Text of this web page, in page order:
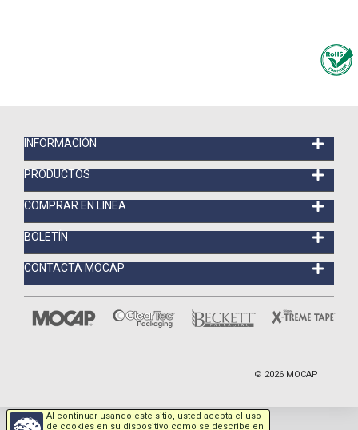
INFORMACIÓN
PRODUCTOS
COMPRAR EN LINEA
BOLETÍN
CONTACTA MOCAP
© 2026 MOCAP
Al continuar usando este sitio, usted acepta el uso
de cookies en su dispositivo como se describe en